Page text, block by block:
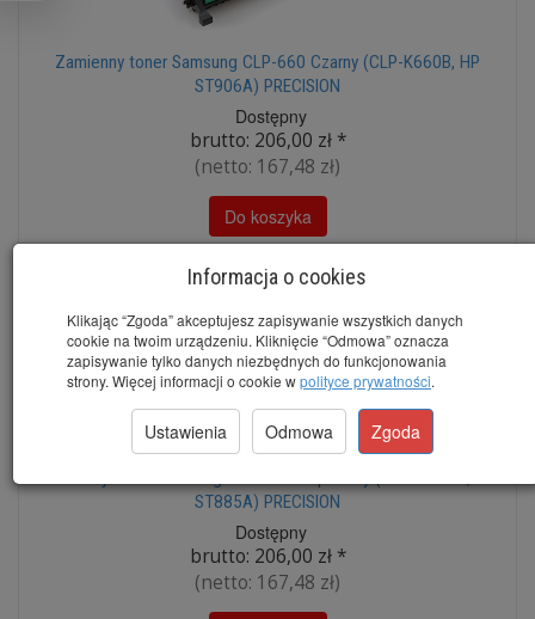
Zamienny toner Samsung CLP-660 Czarny (CLP-K660B, HP
ST906A) PRECISION
Dostępny
brutto: 206,00 zł*
(netto: 167,48 zł)
Do koszyka
ST885A) PRECISION
Dostępny
brutto: 206,00 zł*
(netto: 167,48 zł)
Informacja o cookies
Klikając “Zgoda” akceptujesz zapisywanie wszystkich danych
cookie na twoim urządzeniu. Kliknięcie “Odmowa” oznacza
zapisywanie tylko danych niezbędnych do funkcjonowania
strony. Więcej informacji o cookie wpolityce prywatności.
Ustawienia Odmowa Zgoda